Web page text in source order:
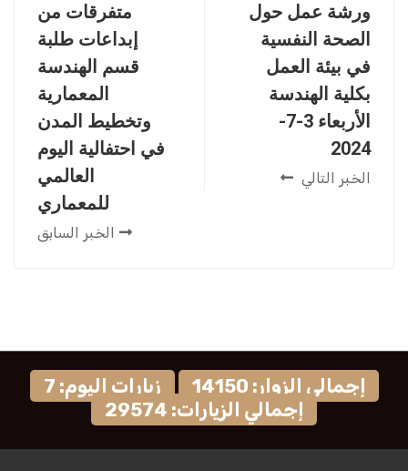
متفرقات من
إبداعات طلبة
قسم الهندسة
المعمارية
وتخطيط المدن
في احتفالية اليوم
العالمي
للمعماري
الخبر السابق
ورشة عمل حول
الصحة النفسية
في بيئة العمل
بكلية الهندسة
الأربعاء 3-7-
2024
الخبر التالي
إجمالي الزوار: 14150
زيارات اليوم: 7
إجمالي الزيارات: 29574